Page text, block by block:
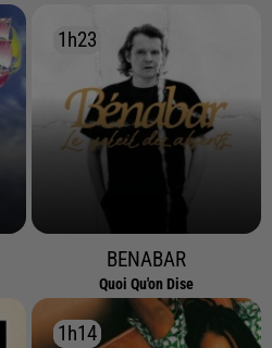
1h23
1h23
BENABAR
Quoi Qu'on Dise
1h14
1h14